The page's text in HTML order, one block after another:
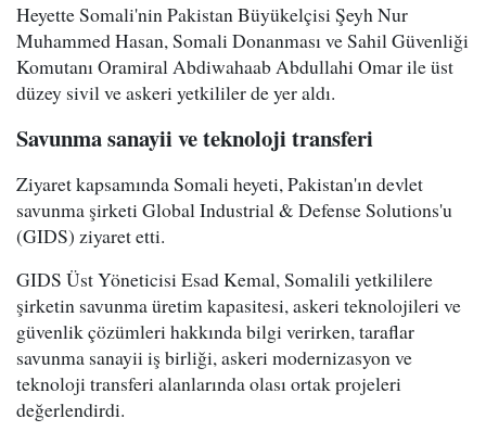
Heyette Somali'nin Pakistan Büyükelçisi Şeyh Nur
Muhammed Hasan, Somali Donanması ve Sahil Güvenliği
Komutanı Oramiral Abdiwahaab Abdullahi Omar ile üst
düzey sivil ve askeri yetkililer de yer aldı.
Savunma sanayii ve teknoloji transferi
Ziyaret kapsamında Somali heyeti, Pakistan'ın devlet
savunma şirketi Global Industrial & Defense Solutions'u
(GIDS) ziyaret etti.
GIDS Üst Yöneticisi Esad Kemal, Somalili yetkililere
şirketin savunma üretim kapasitesi, askeri teknolojileri ve
güvenlik çözümleri hakkında bilgi verirken, taraflar
savunma sanayii iş birliği, askeri modernizasyon ve
teknoloji transferi alanlarında olası ortak projeleri
değerlendirdi.